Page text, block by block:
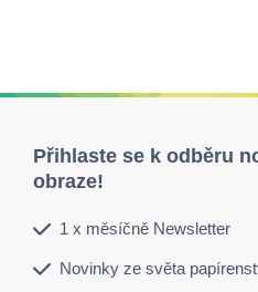
Přihlaste se k odběru
obraze!
1 x měsíčně Newsletter
Novinky ze světa